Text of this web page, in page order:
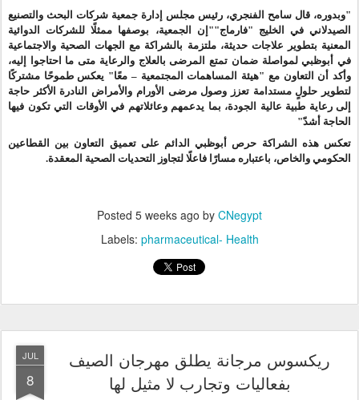
"وبدوره، قال سامح الفنجري، رئيس مجلس إدارة جمعية شركات البحث والتصنيع
الصيدلاني في الخليج "فارماج""إن الجمعية، بوصفها ممثلًا للشركات الدوائية
المعنية بتطوير علاجات حديثة، ملتزمة بالشراكة مع الجهات الصحية والاجتماعية
في أبوظبيلمواصلة ضمان تمتع المرضى بالعلاج والرعاية متى ما احتاجوا إليه،
وأكد أن التعاون مع "هيئة المساهمات المجتمعية – معًا" يعكس طموحًا مشتركًا
لتطوير حلولٍ مستدامة تعزز وصول مرضى الأورام والأمراض النادرة الأكثر حاجة
إلىرعاية طبية عالية الجودة، بما يدعمهم وعائلاتهم في الأوقات التي تكون فيها
الحاجة أشدّ"
تعكس هذه الشراكة حرص أبوظبي الدائم على تعميق التعاون بين القطاعين
الحكومي والخاص، باعتباره مسارًا فاعلًا لتجاوز التحديات الصحية المعقدة.
Posted 5 weeks ago by CNegypt
Labels: pharmaceutical- Health
JUL
8
ريكسوس مرجانة يطلق مهرجان الصيف
بفعاليات وتجارب لا مثيل لها